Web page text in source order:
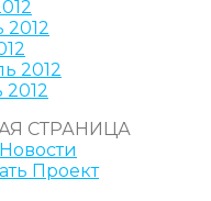
2012
СТРАНИЦА
Проект